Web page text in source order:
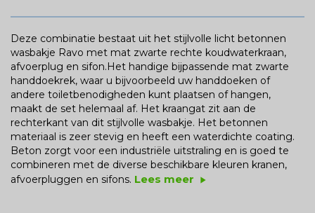
Deze combinatie bestaat uit het stijlvolle licht betonnen
wasbakje Ravo met mat zwarte rechte koudwaterkraan,
afvoerplug en sifon.Het handige bijpassende mat zwarte
handdoekrek, waar u bijvoorbeeld uw handdoeken of
andere toiletbenodigheden kunt plaatsen of hangen,
maakt de set helemaal af. Het kraangat zit aan de
rechterkant van dit stijlvolle wasbakje. Het betonnen
materiaal is zeer stevig en heeft een waterdichte coating.
Beton zorgt voor een industriële uitstraling en is goed te
combineren met de diverse beschikbare kleuren kranen,
afvoerpluggen en sifons. Lees meer play_arrow